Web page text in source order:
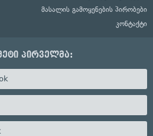
მასალის გამოყენების პირობები
კონტაქტი
პირველმა: